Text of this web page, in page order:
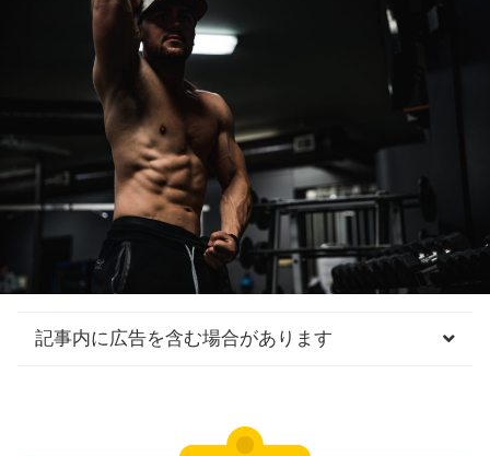
記事内に広告を含む場合があります